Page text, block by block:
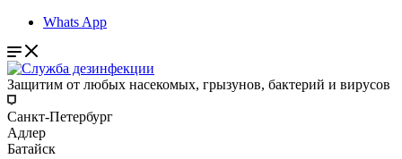
Whats App
Защитим от любых насекомых, грызунов, бактерий и вирусов
Санкт-Петербург
Адлер
Батайск